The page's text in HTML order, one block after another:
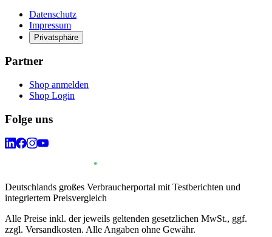
Datenschutz
Impressum
Privatsphäre
Partner
Shop anmelden
Shop Login
Folge uns
Deutschlands großes Verbraucherportal mit Testberichten und
integriertem Preisvergleich
Alle Preise inkl. der jeweils geltenden gesetzlichen MwSt., ggf.
zzgl. Versandkosten. Alle Angaben ohne Gewähr.